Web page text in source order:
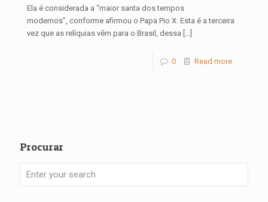
Ela é considerada a “maior santa dos tempos
modernos”, conforme afirmou o Papa Pio X. Esta é a terceira
vez que as relíquias vêm para o Brasil, dessa […]
0 Read more
Procurar